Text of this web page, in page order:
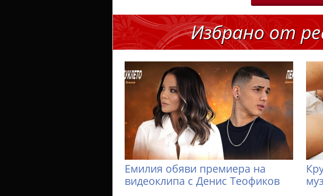
Избрано от
Емилия обяви премиера на
видеоклипа с Денис Теофиков